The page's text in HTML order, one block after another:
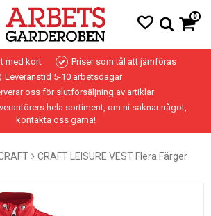
0
med kort
Priser som tål att jämföras
Leveranstid 5-10 arbetsdagar
oss för slutförsäljning av artiklar
hela sortiment, om ni saknar något,
kontakta oss gärna!
CRAFT LEISURE VEST Flera Färger